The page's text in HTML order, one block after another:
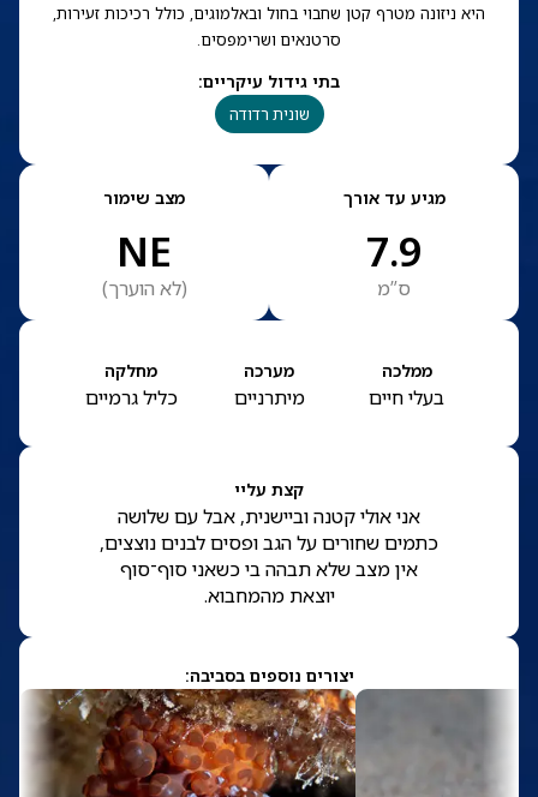
היא ניזונה מטרף קטן שחבוי בחול ובאלמוגים, כולל רכיכות זעירות,
סרטנאים ושרימפסים.
בתי גידול עיקריים:
שונית רדודה
מגיע עד אורך
7.9
ס”מ
מצב שימור
NE
(לא הוערך)
ממלכה
בעלי חיים
מערכה
מיתרניים
מחלקה
כליל גרמיים
קצת עליי
אני אולי קטנה וביישנית, אבל עם שלושה
כתמים שחורים על הגב ופסים לבנים נוצצים,
אין מצב שלא תבהה בי כשאני סוף־סוף
יוצאת מהמחבוא.
יצורים נוספים בסביבה: